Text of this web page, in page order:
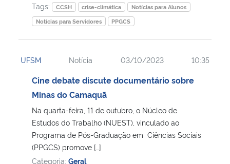
Ministério do Turismo
Ministério do Desenvolvimento Regional
Ministério da Mulher, da Família e dos Direitos Humanos
Secretaria-Geral
Secretaria de Governo
Tags:
CCSH crise-climática
Notícias para Alunos
Notícias para Servidores
PPGCS
UFSM Notícia 03/10/2023 10:35
Cine debate discute documentário sobre
Minas do Camaquã
Na quarta-feira, 11 de outubro, o Núcleo de
Estudos do Trabalho (NUEST), vinculado ao
Programa de Pós-Graduação em Ciências Sociais
(PPGCS) promove […]
Categoria: Geral